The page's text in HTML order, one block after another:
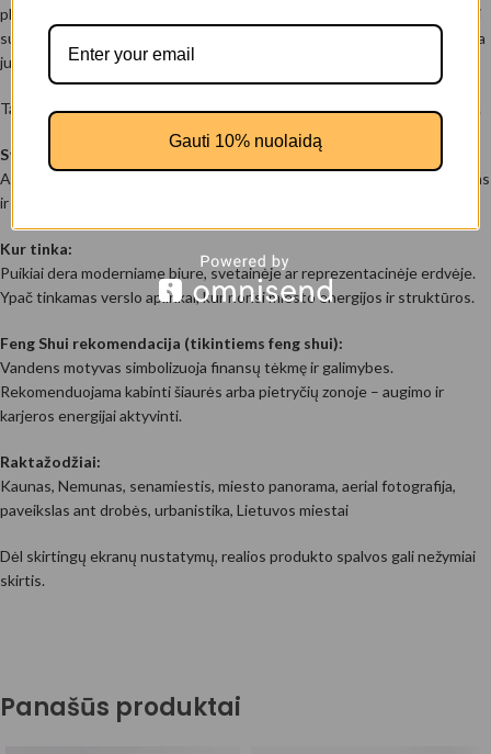
plokštuma. Miesto struktūra aiški ir gyva – gatvių linijos, tiltai ir kvartalai
susilieja į vientisą urbanistinį peizažą. Šis paveikslas ant drobės perteikia
judėjimą, miesto kvėpavimą ir Kauno identitetą iš aukščio.
Tai panorama, kuri kuria erdvės pojūtį ir tampa stipriu interjero akcentu.
Stilius:
Aerial miesto fotografija, platus kampas, ryškus kontrastas tarp vandens
ir architektūros.
Kur tinka:
Puikiai dera moderniame biure, svetainėje ar reprezentacinėje erdvėje.
Ypač tinkamas verslo aplinkai, kur norisi miesto energijos ir struktūros.
Feng Shui rekomendacija (tikintiems feng shui):
Vandens motyvas simbolizuoja finansų tėkmę ir galimybes.
Rekomenduojama kabinti šiaurės arba pietryčių zonoje – augimo ir
karjeros energijai aktyvinti.
Raktažodžiai:
Kaunas, Nemunas, senamiestis, miesto panorama, aerial fotografija,
paveikslas ant drobės, urbanistika, Lietuvos miestai
Dėl skirtingų ekranų nustatymų, realios produkto spalvos gali nežymiai
skirtis.
Panašūs produktai
Gauti 10% nuolaidą